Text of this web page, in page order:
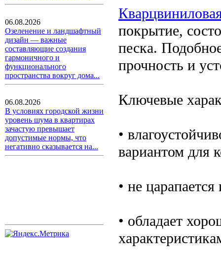
06.08.2026
Озеленение и ландшафтный
дизайн — важные
составляющие создания
гармоничного и
функционального
пространства вокруг дома...
06.08.2026
В условиях городской жизни
уровень шума в квартирах
зачастую превышает
допустимые нормы, что
негативно сказывается на...
покрытие,
песка.
прочность и
Ключевые
•
вариантом для
• не
• обладает